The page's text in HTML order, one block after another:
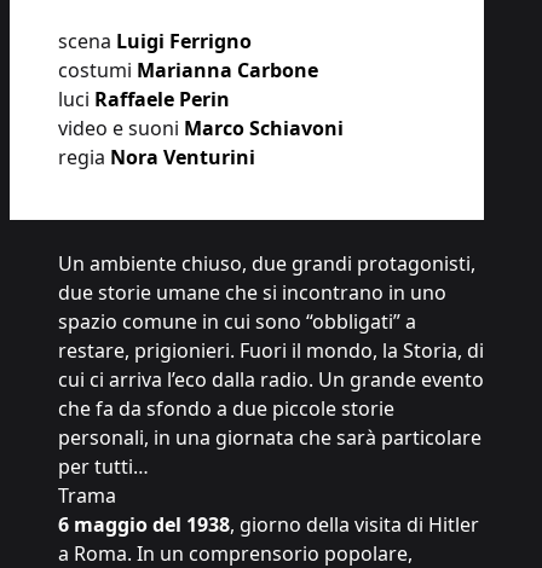
scena Luigi Ferrigno
costumi Marianna Carbone
luci Raffaele Perin
video e suoni Marco Schiavoni
regia Nora Venturini
Un ambiente chiuso, due grandi protagonisti,
due storie umane che si incontrano in uno
spazio comune in cui sono “obbligati” a
restare, prigionieri. Fuori il mondo, la Storia, di
cui ci arriva l’eco dalla radio. Un grande evento
che fa da sfondo a due piccole storie
personali, in una giornata che sarà particolare
per tutti…
Trama
6 maggio del 1938, giorno della visita di Hitler
a Roma. In un comprensorio popolare,